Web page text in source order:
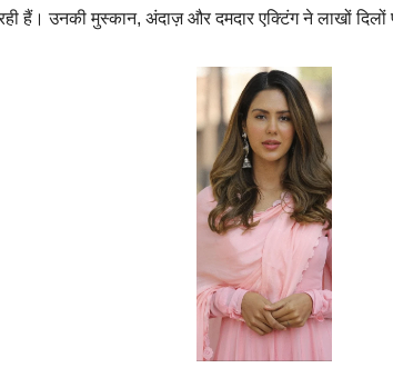
हैं। उनकी मुस्कान, अंदाज़ और दमदार एक्टिंग ने लाखों दिलों